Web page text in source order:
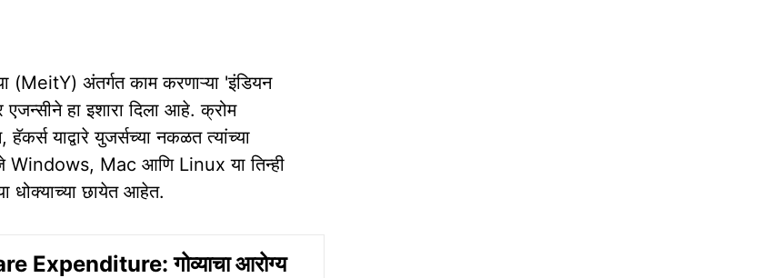
(MeitY) अंतर्गत काम करणाऱ्या 'इंडियन
एजन्सीने हा इशारा दिला आहे. क्रोम
याद्वारे युजर्सच्या नकळत त्यांच्या
Windows, Mac आणि Linux या तिन्ही
धोक्याच्या छायेत आहेत.
Expenditure: गोव्याचा आरोग्य